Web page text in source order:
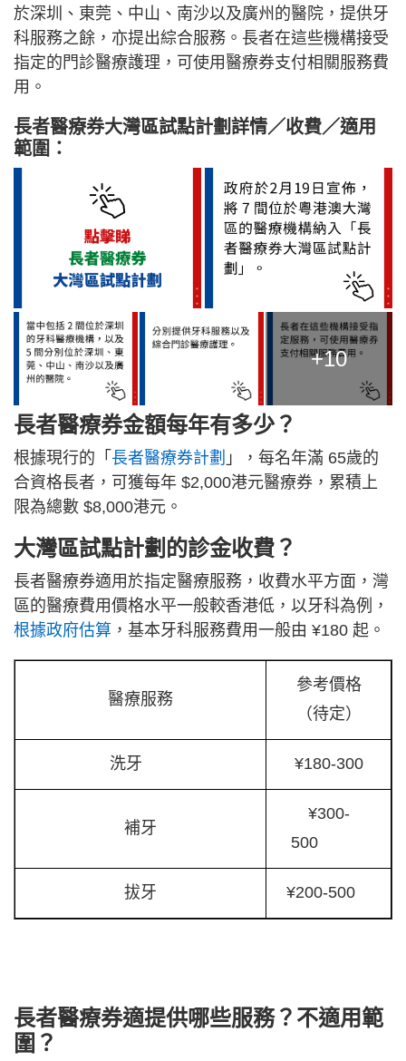
於深圳、東莞、中山、南沙以及廣州的醫院，提供牙
科服務之餘，亦提出綜合服務。長者在這些機構接受
指定的門診醫療護理，可使用醫療券支付相關服務費
用。
長者醫療券大灣區試點計劃詳情／收費／適用
範圍：
+10
長者醫療券金額每年有多少？
根據現行的「 長者醫療券計劃 」，每名年滿 65歲的
合資格長者，可獲每年 $2,000港元醫療券，累積上
限為總數 $8,000港元。
大灣區試點計劃的診金收費？
長者醫療券適用於指定醫療服務，收費水平方面，灣
區的醫療費用價格水平一般較香港低，以牙科為例，
根據政府估算 ，基本牙科服務費用一般由 ¥180 起。
醫療服務
參考價格
（待定）
洗牙 ¥180-300
補牙
¥300-
500
拔牙 ¥200-500
長者醫療券適提供哪些服務？不適用範
圍？